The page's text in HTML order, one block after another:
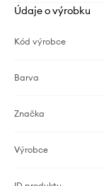
Údaje o výrobku
Kód výrobce
Barva
Značka
Výrobce